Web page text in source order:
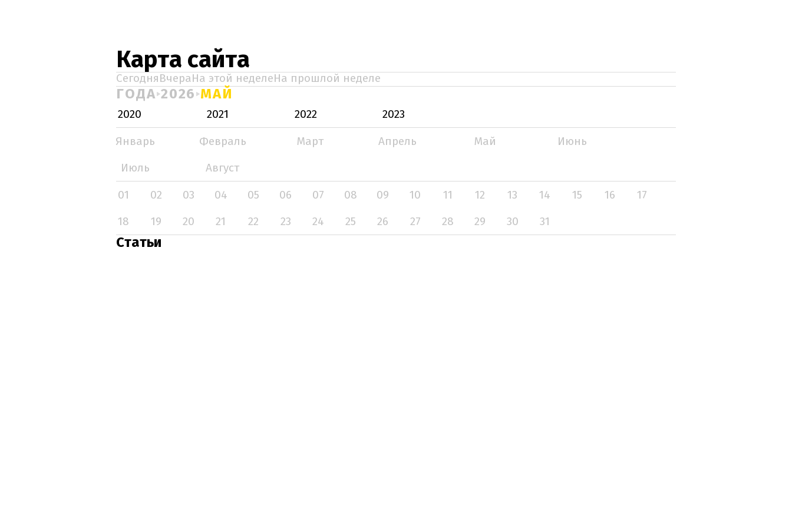
Карта сайта
СегодняВчераНа этой неделеНа прошлой неделе
ГОДА 2026 МАЙ
2020 2021 2022
2023
Январь
Февраль Март Апрель Май
Июнь
Июль
Август
01
02 03 04 05 06 07 08 09 10 11 12 13 14 15 16
17
18
19 20 21 22 23 24 25 26 27 28 29 30 31
Статьи